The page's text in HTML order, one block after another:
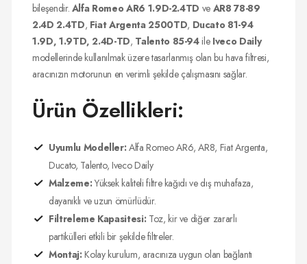
bileşendir. Alfa Romeo AR6 1.9D-2.4TD ve AR8 78-89
2.4D 2.4TD, Fiat Argenta 2500TD, Ducato 81-94
1.9D, 1.9TD, 2.4D-TD, Talento 85-94ile Iveco Daily
modellerinde kullanılmak üzere tasarlanmış olan bu hava filtresi,
aracınızın motorunun en verimli şekilde çalışmasını sağlar.
Ürün Özellikleri:
Uyumlu Modeller: Alfa Romeo AR6, AR8, Fiat Argenta,
Ducato, Talento, Iveco Daily
Malzeme:Yüksek kaliteli filtre kağıdı ve dış muhafaza,
dayanıklı ve uzun ömürlüdür.
Filtreleme Kapasitesi: Toz, kir ve diğer zararlı
partikülleri etkili bir şekilde filtreler.
Montaj: Kolay kurulum, aracınıza uygun olan bağlantı